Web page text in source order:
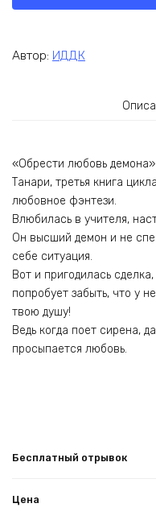
Автор: ИДДК
«Обрести любовь
Танари, третья книга
любовное фэнтези.
Влюбилась в учителя,
Он высший демон и не
себе ситуация.
Вот и пригодилась
попробует забыть, что у
твою душу!
Ведь когда поет сирена,
просыпается любовь.
Бесплатный отрывок
Цена